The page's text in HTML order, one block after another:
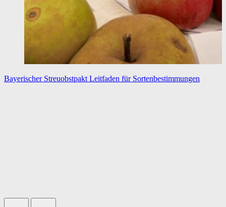
Bayerischer Streuobstpakt Leitfaden für Sortenbestimmungen
Slide 1 von 9 aktiv